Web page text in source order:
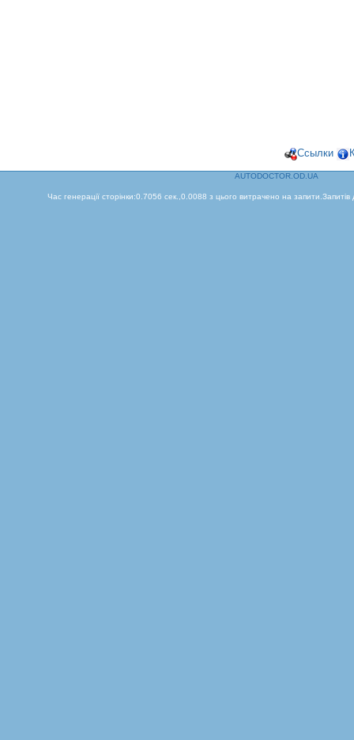
Ссылки
AUTODOCTOR.OD.UA
Час генерації сторінки:0.7056 сек.,0.0088 з цього витрачено на